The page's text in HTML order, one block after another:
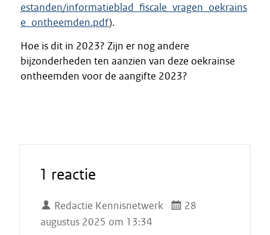
estanden/informatieblad_fiscale_vragen_oekrains
e_ontheemden.pdf).
Hoe is dit in 2023? Zijn er nog andere
bijzonderheden ten aanzien van deze oekrainse
ontheemden voor de aangifte 2023?
1 reactie
Redactie Kennisnetwerk
28
augustus 2025 om 13:34